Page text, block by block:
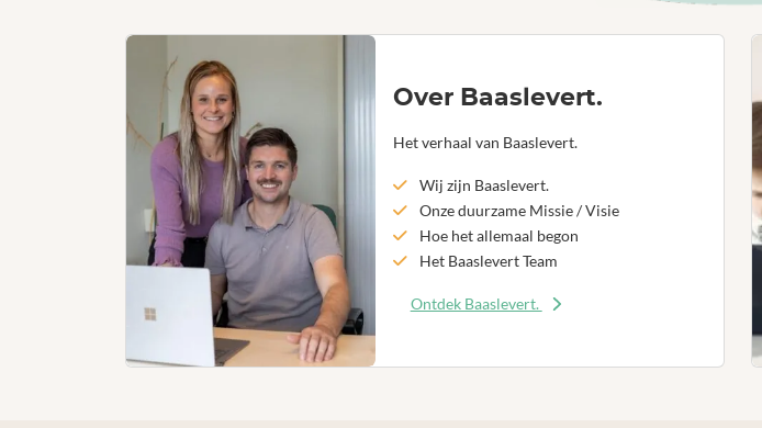
Over Baaslevert.
Het verhaal van Baaslevert.
Wij zijn Baaslevert.
Onze duurzame Missie / Visie
Hoe het allemaal begon
Het Baaslevert Team
Ontdek Baaslevert.